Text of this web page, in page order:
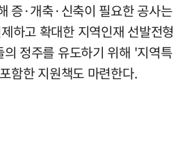
증·개축·신축이 필요한 공사는
하고 확대한 지역인재 선발전형
정주를 유도하기 위해 '지역특
함한 지원책도 마련한다.